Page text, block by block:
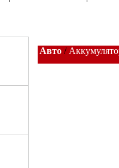
Авто /